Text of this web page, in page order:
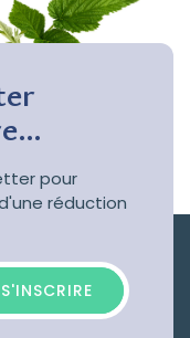
pour
réduction
S'INSCRIRE